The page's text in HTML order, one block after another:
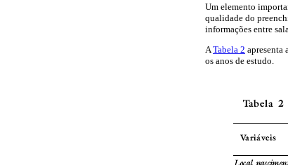
Um elemento
qualidade do
informações entre
A Tabela 2 apresenta
os anos de estudo.